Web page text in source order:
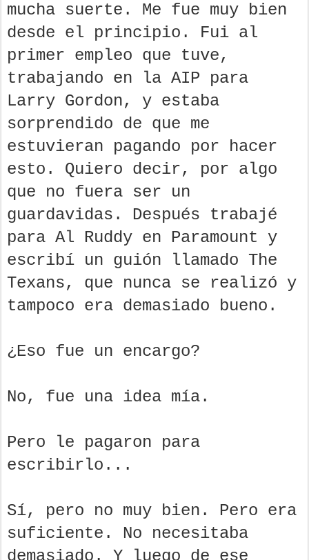
mucha suerte. Me fue muy bien
desde el principio. Fui al
primer empleo que tuve,
trabajando en la AIP para
Larry Gordon, y estaba
sorprendido de que me
estuvieran pagando por hacer
esto. Quiero decir, por algo
que no fuera ser un
guardavidas. Después trabajé
para Al Ruddy en Paramount y
escribí un guión llamado The
Texans, que nunca se realizó y
tampoco era demasiado bueno.
¿Eso fue un encargo?
No, fue una idea mía.
Pero le pagaron para
escribirlo...
Sí, pero no muy bien. Pero era
suficiente. No necesitaba